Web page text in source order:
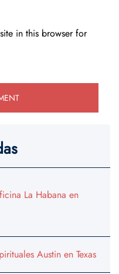
in this browser for
La Habana en
Austin en Texas